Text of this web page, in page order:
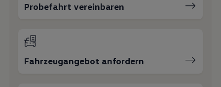
Probefahrt vereinbaren
Fahrzeugangebot anfordern